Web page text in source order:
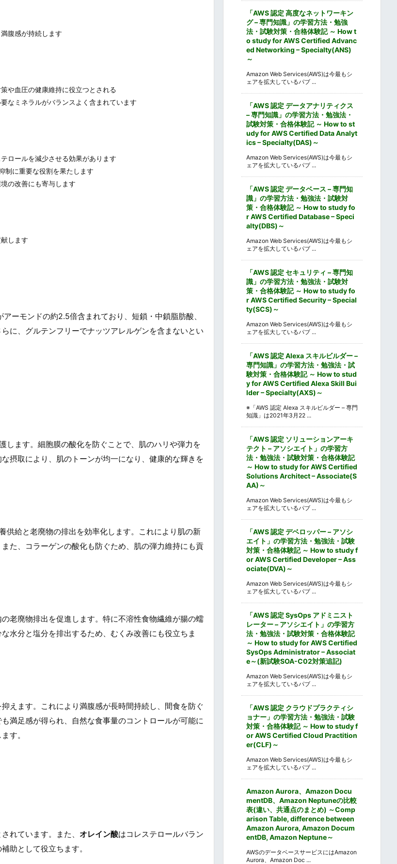
腹感が持続します
や血圧の健康維持に役立つとされる
なミネラルがバランスよく含まれています
ロールを減少させる効果があります
制に重要な役割を果たします
の改善にも寄与します
します
ーモンドの約2.5倍含まれており、短鎖・中鎖脂肪酸、
に、グルテンフリーでナッツアレルゲンを含まないとい
します。細胞膜の酸化を防ぐことで、肌のハリや弾力を
摂取により、肌のトーンが均一になり、健康的な輝きを
供給と老廃物の排出を効率化します。これにより肌の新
た、コラーゲンの酸化も防ぐため、肌の弾力維持にも貢
老廃物排出を促進します。特に不溶性食物繊維が腸の蠕
水分と塩分を排出するため、むくみ改善にも役立ちま
えます。これにより満腹感が長時間持続し、間食を防ぐ
満足感が得られ、自然な食事量のコントロールが可能に
す。
れています。また、 オレイン酸はコレステロールバラン
助として役立ちます。
「AWS 認定 高度なネットワーキン
グ – 専門知識」の学習方法・勉強
法・試験対策・合格体験記 ～ How t
o study for AWS Certified Advanc
ed Networking – Specialty(ANS)
～
Amazon Web Services(AWS)は今最もシ
ェアを拡大しているパブ ...
「AWS 認定 データアナリティクス
– 専門知識」の学習方法・勉強法・
試験対策・合格体験記 ～ How to st
udy for AWS Certified Data Analyt
ics – Specialty(DAS)～
Amazon Web Services(AWS)は今最もシ
ェアを拡大しているパブ ...
「AWS 認定 データベース – 専門知
識」の学習方法・勉強法・試験対
策・合格体験記 ～ How to study fo
r AWS Certified Database – Speci
alty(DBS)～
Amazon Web Services(AWS)は今最もシ
ェアを拡大しているパブ ...
「AWS 認定 セキュリティ – 専門知
識」の学習方法・勉強法・試験対
策・合格体験記 ～ How to study fo
r AWS Certified Security – Special
ty(SCS)～
Amazon Web Services(AWS)は今最もシ
ェアを拡大しているパブ ...
「AWS 認定 Alexa スキルビルダー –
専門知識」の学習方法・勉強法・試
験対策・合格体験記 ～ How to stud
y for AWS Certified Alexa Skill Bui
lder – Specialty(AXS)～
※「AWS 認定 Alexa スキルビルダー – 専門
知識」は2021年3月22 ...
「AWS 認定 ソリューションアーキ
テクト – アソシエイト」の学習方
法・勉強法・試験対策・合格体験記
～ How to study for AWS Certified
Solutions Architect – Associate(S
AA)～
Amazon Web Services(AWS)は今最もシ
ェアを拡大しているパブ ...
「AWS 認定 デベロッパー – アソシ
エイト」の学習方法・勉強法・試験
対策・合格体験記 ～ How to study f
or AWS Certified Developer – Ass
ociate(DVA)～
Amazon Web Services(AWS)は今最もシ
ェアを拡大しているパブ ...
「AWS 認定 SysOps アドミニスト
レーター – アソシエイト」の学習方
法・勉強法・試験対策・合格体験記
～ How to study for AWS Certified
SysOps Administrator – Associat
e～(新試験SOA-C02対策追記)
Amazon Web Services(AWS)は今最もシ
ェアを拡大しているパブ ...
「AWS 認定 クラウドプラクティシ
ョナー」の学習方法・勉強法・試験
対策・合格体験記 ～ How to study f
or AWS Certified Cloud Practition
er(CLF)～
Amazon Web Services(AWS)は今最もシ
ェアを拡大しているパブ ...
Amazon Aurora、Amazon Docu
mentDB、Amazon Neptuneの比較
表(違い、共通点のまとめ) ～Comp
arison Table, difference between
Amazon Aurora, Amazon Docum
entDB, Amazon Neptune～
AWSのデータベースサービスにはAmazon
Aurora、Amazon Doc ...